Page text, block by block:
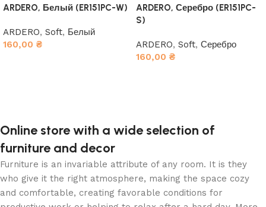
ARDERO, Белый (ER151PC-W)
ARDERO, Soft, Белый
160,00 ₴
ARDERO, Серебро (ER151PC-
S)
ARDERO, Soft, Серебро
160,00 ₴
Online store with a wide selection of
furniture and decor
Furniture is an invariable attribute of any room. It is they
who give it the right atmosphere, making the space cozy
and comfortable, creating favorable conditions for